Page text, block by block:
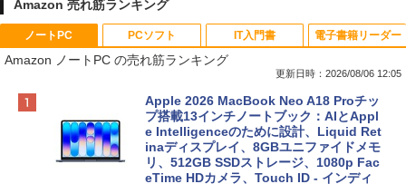
Amazon 売れ筋ランキング
ノートPC
Amazon ノートPC の売れ筋ランキング
更新日時：2026/08/06 12:05
Apple 2026 MacBook Neo A18 Proチッ
プ搭載13インチノートブック：AIとAppl
e Intelligenceのために設計、Liquid Ret
inaディスプレイ、8GBユニファイドメモ
リ、512GB SSDストレージ、1080p Fac
eTime HDカメラ、Touch ID - インディ
PCソフト IT入門書 電子書籍リーダー